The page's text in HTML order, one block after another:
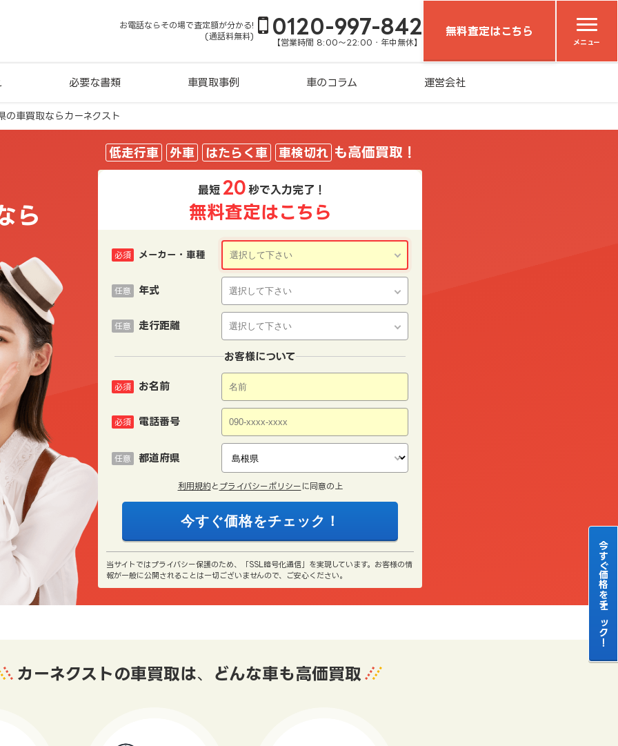
お電話ならその場で査定額が分かる!
(通話料無料)
0120-997-842
【営業時間 8:00～22:00・年中無休】
無料査定はこちら
メニュー
必要な書類 車買取事例 車のコラム 運営会社
の車買取ならカーネクスト
ら
低走行車 外車 はたらく車 車検切れ も高価買取！
最短 20 秒で入力完了！
無料査定はこちら
メーカー・車種
必須
年式
任意
走行距離
任意
お客様について
お名前
必須
電話番号
必須
都道府県
任意
利用規約 と プライバシーポリシー に同意の上
当サイトではプライバシー保護のため、「SSL暗号化通信」を実現しています。お客様の情
報が一般に公開されることは一切ございませんので、ご安心ください。
カーネクストの車買取は、 どんな車も高価買取
今すぐ価格をチェック！